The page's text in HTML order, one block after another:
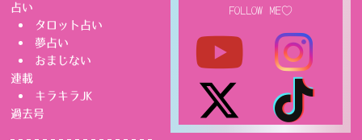
占い
タロット占い
夢占い
おまじない
連載
キラキラJK
過去号
FOLLOW ME♡